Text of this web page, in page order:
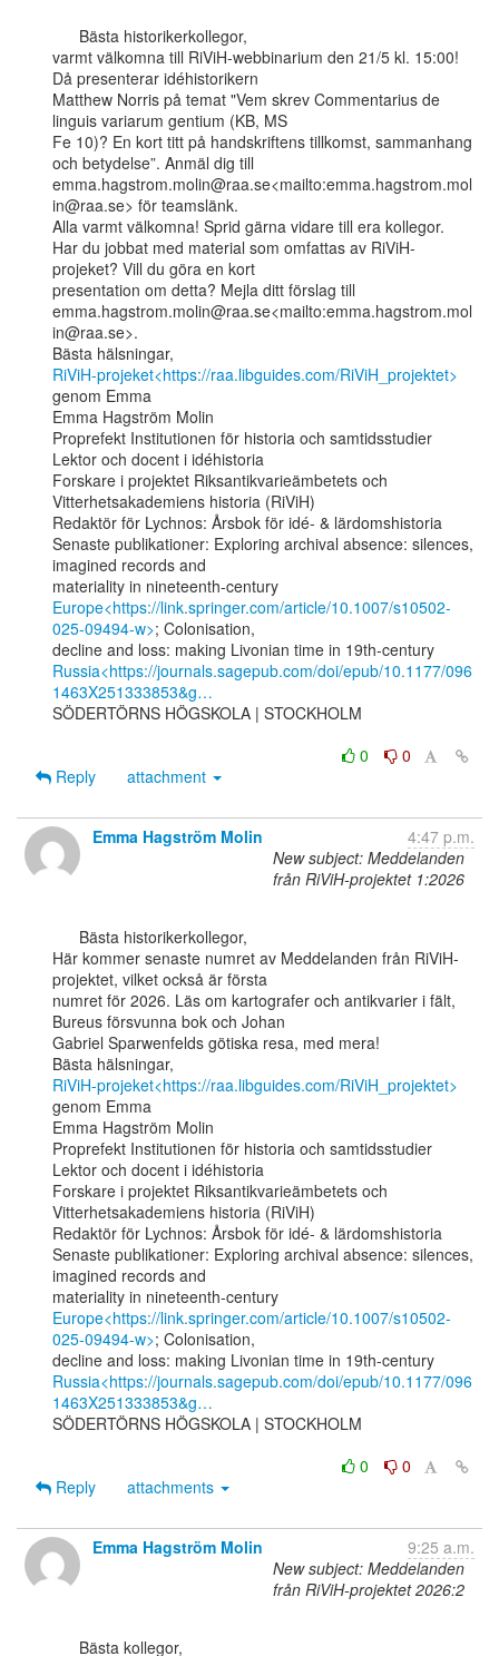
varmt välkomna till RiViH-webbinarium den 21/5 kl. 15:00!
Då presenterar idéhistorikern
Matthew Norris på temat "Vem skrev Commentarius de
linguis variarum gentium (KB, MS
Fe 10)? En kort titt på handskriftens tillkomst, sammanhang
och betydelse”. Anmäl dig till
emma.hagstrom.molin@raa.se<mailto:emma.hagstrom.mol
in@raa.se> för teamslänk.
Alla varmt välkomna! Sprid gärna vidare till era kollegor.
Har du jobbat med material som omfattas av RiViH-
projeket? Vill du göra en kort
presentation om detta? Mejla ditt förslag till
emma.hagstrom.molin@raa.se<mailto:emma.hagstrom.mol
in@raa.se>.
RiViH-projeket<https://raa.libguides.com/RiViH_projektet>
genom Emma
Emma Hagström Molin
Proprefekt Institutionen för historia och samtidsstudier
Lektor och docent i idéhistoria
Forskare i projektet Riksantikvarieämbetets och
Vitterhetsakademiens historia (RiViH)
Redaktör för Lychnos: Årsbok för idé- & lärdomshistoria
Senaste publikationer: Exploring archival absence: silences,
imagined records and
Europe<https://link.springer.com/article/10.1007/s10502-
025-09494-w>; Colonisation,
Russia<https://journals.sagepub.com/doi/epub/10.1177/096
1463X251333853&g…
SÖDERTÖRNS HÖGSKOLA | STOCKHOLM
0
0
Reply
attachment
Emma Hagström Molin
4:47 p.m.
New subject: Meddelanden
från RiViH-projektet 1:2026
Här kommer senaste numret av Meddelanden från RiViH-
projektet, vilket också är första
numret för 2026. Läs om kartografer och antikvarier i fält,
Bureus försvunna bok och Johan
Gabriel Sparwenfelds götiska resa, med mera!
RiViH-projeket<https://raa.libguides.com/RiViH_projektet>
genom Emma
Emma Hagström Molin
Proprefekt Institutionen för historia och samtidsstudier
Lektor och docent i idéhistoria
Forskare i projektet Riksantikvarieämbetets och
Vitterhetsakademiens historia (RiViH)
Redaktör för Lychnos: Årsbok för idé- & lärdomshistoria
Senaste publikationer: Exploring archival absence: silences,
imagined records and
Europe<https://link.springer.com/article/10.1007/s10502-
025-09494-w>; Colonisation,
Russia<https://journals.sagepub.com/doi/epub/10.1177/096
1463X251333853&g…
SÖDERTÖRNS HÖGSKOLA | STOCKHOLM
0
0
Reply
attachments
Emma Hagström Molin
9:25 a.m.
New subject: Meddelanden
från RiViH-projektet 2026:2